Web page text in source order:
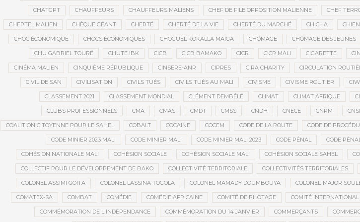
CHATGPT CHAUFFEURS CHAUFFEURS MALIENS CHEF DE FILE OPPOSITION MALIENNE CHEF
CHEPTEL MALIEN CHÈQUE GÉANT CHERTÉ CHERTÉ DE LA VIE CHERTÉ DU MARCHÉ CHICHA
CHOC ÉCONOMIQUE CHOCS ÉCONOMIQUES CHOGUEL KOKALLA MAÏGA CHÔMAGE CHÔMAGE DES JEUNES
CHU GABRIEL TOURÉ CHUTE IBK CICB CICB BAMAKO CICR CICR MALI CIGARETTE
CINÉMA MALIEN CINQUIÈME RÉPUBLIQUE CINSERE-ANR CIPRES CIRA CHARITY CIRCULATION
CIVIL DE SAN CIVILISATION CIVILS TUÉS CIVILS TUÉS AU MALI CIVISME CIVISME ROUTIER
CLASSEMENT 2021 CLASSEMENT MONDIAL CLÉMENT DEMBÉLÉ CLIMAT CLIMAT AFRIQUE
CLUBS PROFESSIONNELS CMA CMAS CMDT CMSS CNDH CNECE CNPM
COALITION CITOYENNE POUR LE SAHEL COBALT COCAÏNE COCEM CODE DE LA ROUTE CODE DE
CODE MINIER 2023 MALI CODE MINIER MALI CODE MINIER MALI 2023 CODE PÉNAL CODE
COHÉSION NATIONALE MALI COHÉSION SOCIALE COHÉSION SOCIALE MALI COHÉSION SOCIALE SAHEL
COLLECTIF POUR LE DÉVELOPPEMENT DE BAKO COLLECTIVITÉ TERRITORIALE COLLECTIVITÉS TERRITORIALES
COLONEL ASSIMI GOÏTA COLONEL LASSINA TOGOLA COLONEL MAMADY DOUMBOUYA COLONEL-MAJOR
COMATEX-SA COMBAT COMÉDIE COMÉDIE AFRICAINE COMITÉ DE PILOTAGE COMITÉ
COMMÉMORATION DE L'INDÉPENDANCE COMMÉMORATION DU 14 JANVIER COMMERÇANTS